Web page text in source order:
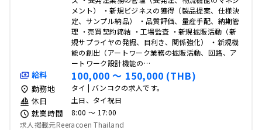
メント） ・新規ビジネスの獲得（製品提案、仕様決
定、サンプル納品） ・品質評価、量産手配、納期管
理 ・売買契約締結 ・工場監査 ・新規拡販活動（新
規サプライヤの発掘、目利き、関係強化） ・新規機
能の創出（アートワーク業務の拡販活動、回路、ア
ートワーク設計機能の…
給料 100,000 〜 150,000 (THB)
勤務地 タイ | バンコクの求人です。
休日 土日、タイ祝日
就業時間
8:00 〜 17:00
求人掲載元Reeracoen Thailand